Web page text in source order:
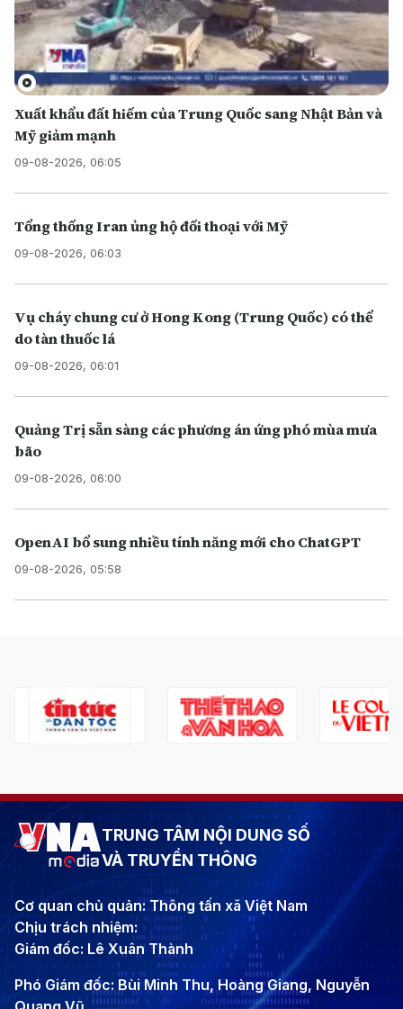
Xuất khẩu đất hiếm của Trung Quốc sang Nhật Bản và
Mỹ giảm mạnh
09-08-2026, 06:05
Tổng thống Iran ủng hộ đối thoại với Mỹ
09-08-2026, 06:03
Vụ cháy chung cư ở Hong Kong (Trung Quốc) có thể
do tàn thuốc lá
09-08-2026, 06:01
Quảng Trị sẵn sàng các phương án ứng phó mùa mưa
bão
09-08-2026, 06:00
OpenAI bổ sung nhiều tính năng mới cho ChatGPT
09-08-2026, 05:58
TRUNG TÂM NỘI DUNG SỐ
VÀ TRUYỀN THÔNG
Cơ quan chủ quản: Thông tấn xã Việt Nam
Chịu trách nhiệm:
Giám đốc: Lê Xuân Thành
Phó Giám đốc: Bùi Minh Thu, Hoàng Giang, Nguyễn